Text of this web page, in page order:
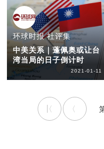
环球时报 社评集
中美关系｜蓬佩奥或让台
湾当局的日子倒计时
2021-01-11